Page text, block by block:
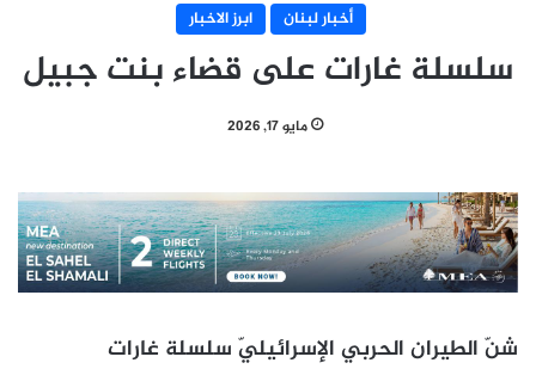
أخبار لبنان
ابرز الاخبار
سلسلة غارات على قضاء بنت جبيل
مايو 17, 2026
شنّ الطيران الحربي الإسرائيليّ سلسلة غارات